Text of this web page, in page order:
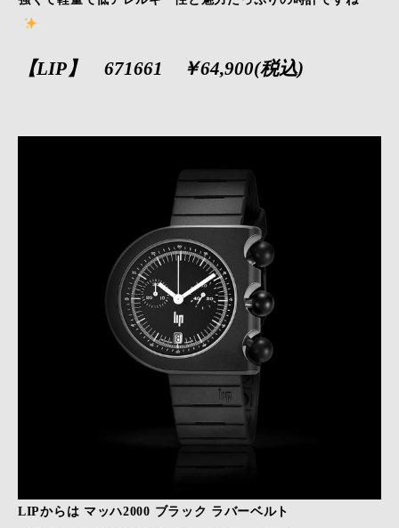
【LIP】 671661 ￥64,900(税込)
LIPからは マッハ2000 ブラック ラバーベルト